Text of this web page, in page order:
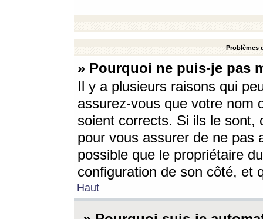
Problèmes
» Pourquoi ne puis-je pas
Il y a plusieurs raisons qui
assurez-vous que votre nom
soient corrects. Si ils le sont,
pour vous assurer de ne pas
possible que le propriétaire
configuration de son côté, et
Haut